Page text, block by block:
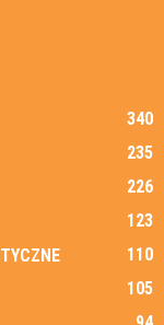
340
235
226
123
110
105